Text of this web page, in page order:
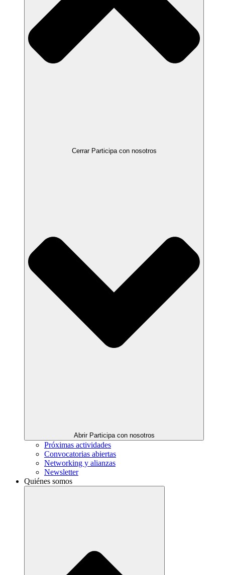
Cerrar Participa con nosotros
Abrir Participa con nosotros
Próximas actividades
Convocatorias abiertas
Networking y alianzas
Newsletter
Quiénes somos